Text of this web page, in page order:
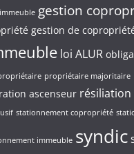
gestion
gestion de
loi ALUR
propriétaire majoritaire
ascenseur
stationnement copropriété
immeuble syndic